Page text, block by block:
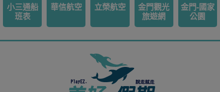
小三通船
班表
華信航空 立榮航空
金門觀光
旅遊網
金門-國家
公園